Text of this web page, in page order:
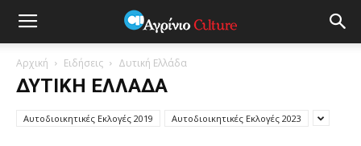
Αρχική Ειδήσεις Δυτική Ελλάδα
ΔΥΤΙΚΉ ΕΛΛΆΔΑ
Αυτοδιοικητικές Εκλογές 2019 Αυτοδιοικητικές Εκλογές 2023